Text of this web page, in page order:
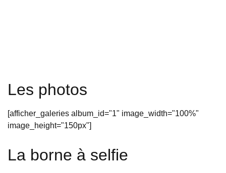
Les photos
[afficher_galeries album_id="1" image_width="100%"
image_height="150px"]
La borne à selfie